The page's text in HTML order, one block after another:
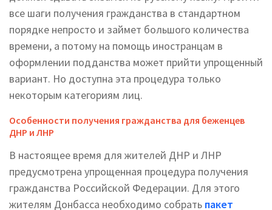
все шаги получения гражданства в стандартном
порядке непросто и займет большого количества
времени, а потому на помощь иностранцам в
оформлении подданства может прийти упрощенный
вариант. Но доступна эта процедура только
некоторым категориям лиц.
Особенности получения гражданства для беженцев
ДНР и ЛНР
В настоящее время для жителей ДНР и ЛНР
предусмотрена упрощенная процедура получения
гражданства Российской Федерации. Для этого
жителям Донбасса необходимо собрать пакет